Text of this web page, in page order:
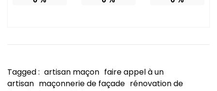
Tagged : artisan maçon faire appel à un
artisan maçonnerie de façade rénovation de